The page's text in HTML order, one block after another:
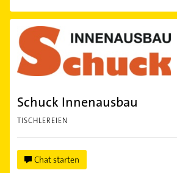
Schuck Innenausbau
TISCHLEREIEN
Chat starten